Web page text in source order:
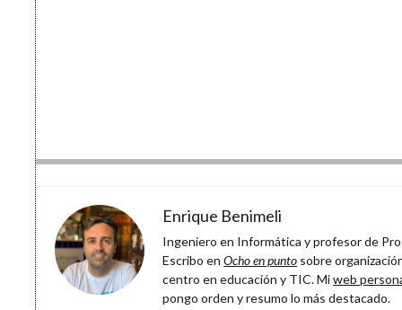
Enrique Benimeli
Ingeniero en Informática y profesor de
Escribo enOcho en punto sobre
centro en educación y TIC. Miweb
pongo orden y resumo lo más destacado.